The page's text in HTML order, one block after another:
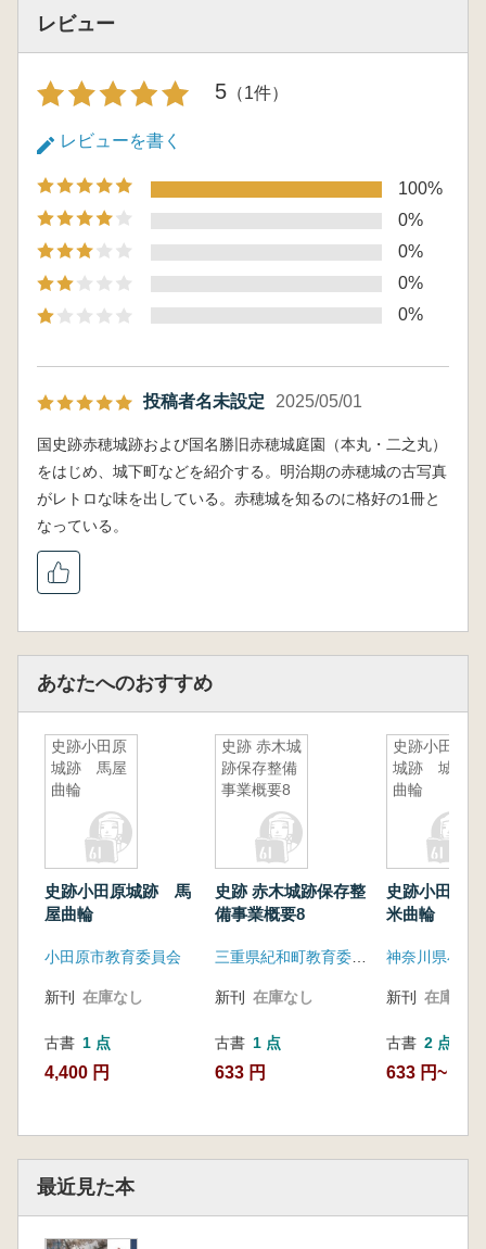
レビュー
5 （1件）
レビューを書く
100%
0%
0%
0%
0%
投稿者名未設定 2025/05/01
国史跡赤穂城跡および国名勝旧赤穂城庭園（本丸・二之丸）
をはじめ、城下町などを紹介する。明治期の赤穂城の古写真
がレトロな味を出している。赤穂城を知るのに格好の1冊と
なっている。
あなたへのおすすめ
史跡小田原
城跡 馬屋
曲輪
史跡小田原城跡 馬
屋曲輪
小田原市教育委員会
新刊 在庫なし
古書 1 点
4,400 円
史跡 赤木城
跡保存整備
事業概要8
史跡 赤木城跡保存整
備事業概要8
新刊 在庫なし
古書 1 点
633 円
史跡小田原
城跡 城米
曲輪
史跡小田原
米曲輪
新刊 在庫なし
古書 2 点
633 円~
最近見た本